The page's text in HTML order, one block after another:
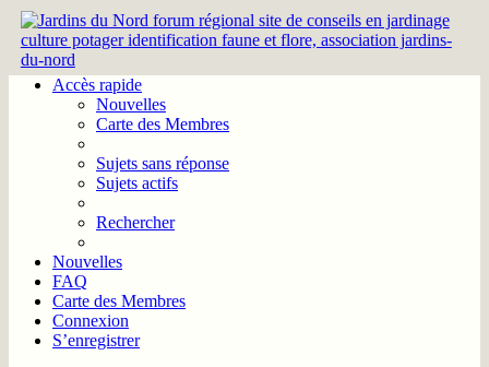
Accès rapide
Nouvelles
Carte des Membres
Sujets sans réponse
Sujets actifs
Rechercher
Nouvelles
FAQ
Carte des Membres
Connexion
S’enregistrer